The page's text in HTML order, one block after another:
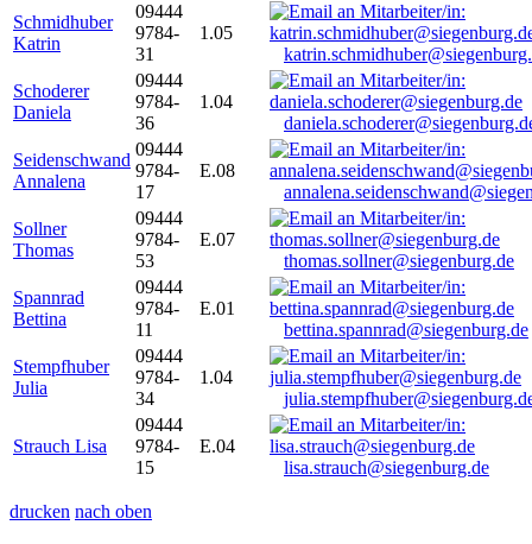
Schmidhuber
Katrin
09444
9784-
31
1.05
Schoderer
Daniela
09444
9784-
36
1.04
Seidenschwand
Annalena
09444
9784-
17
E.08
Sollner
Thomas
09444
9784-
53
E.07
thomas.sollner@siegenburg.de
Spannrad
Bettina
09444
9784-
11
E.01
bettina.spannrad@siegenburg.de
Stempfhuber
Julia
09444
9784-
34
1.04
Strauch Lisa
09444
9784-
15
E.04
lisa.strauch@siegenburg.de
drucken nach oben